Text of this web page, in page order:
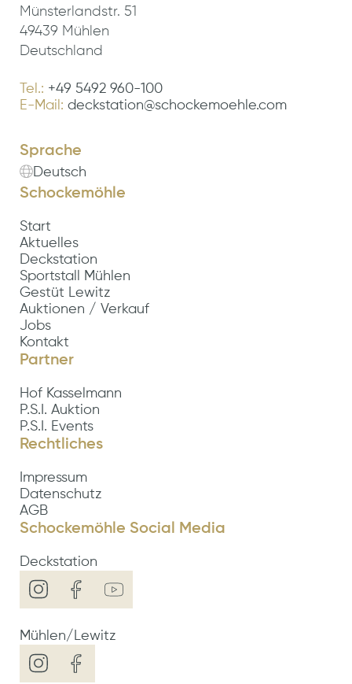
Münsterlandstr. 51
49439 Mühlen
Deutschland
Tel.: +49 5492 960-100
E-Mail: deckstation@schockemoehle.com
Sprache
Deutsch
Schockemöhle
Start
Aktuelles
Deckstation
Sportstall Mühlen
Gestüt Lewitz
Auktionen / Verkauf
Jobs
Kontakt
Partner
Hof Kasselmann
P.S.I. Auktion
P.S.I. Events
Rechtliches
Impressum
Datenschutz
AGB
Schockemöhle Social Media
Deckstation
Mühlen/Lewitz